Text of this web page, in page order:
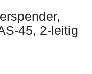
45, 2-leitig